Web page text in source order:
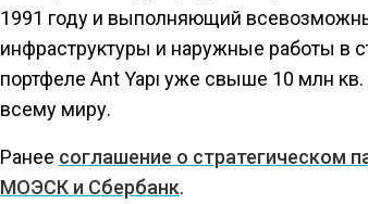
1991 году и выполняющий
инфраструктуры и наружные работы в
портфеле Ant Yapı уже свыше 10 млн
всему миру.
Ранее соглашение о стратегическом
МОЭСК и Сбербанк.